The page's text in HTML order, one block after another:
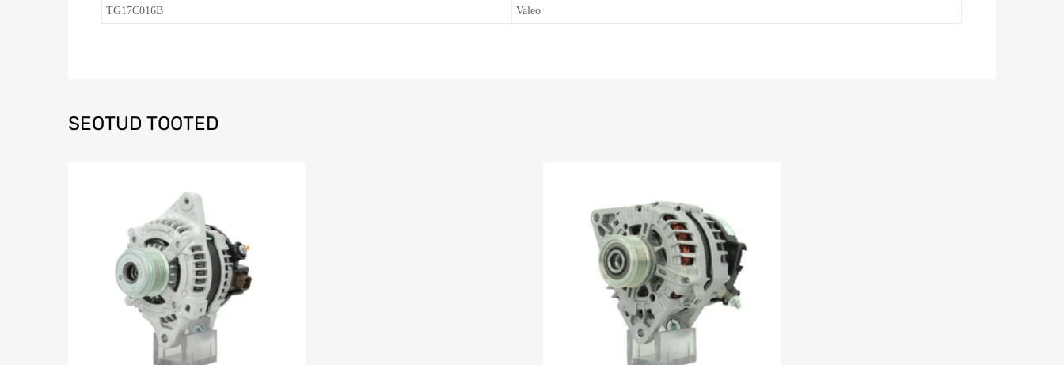
TG17C016B Valeo
SEOTUD TOOTED